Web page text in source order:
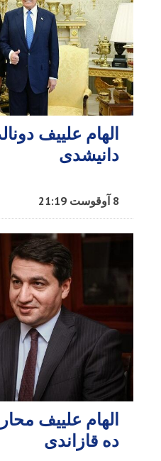
الهام علییف
دانیشدی
8 آوقوست 21:19
الهام علییف
ده قازاندی